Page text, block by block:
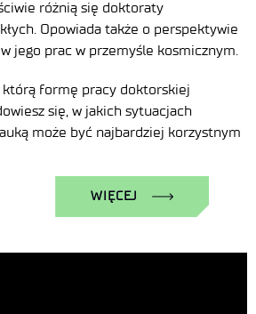
różnią się doktoraty
Opowiada także o perspektywie
jego prac w przemyśle kosmicznym.
którą formę pracy doktorskiej
się, w jakich sytuacjach
może być najbardziej korzystnym
WIĘCEJ